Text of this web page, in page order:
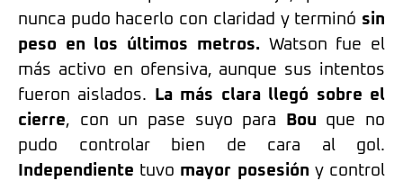
nunca pudo hacerlo con claridad y terminó sin
peso en los últimos metros. Watson fue el
más activo en ofensiva, aunque sus intentos
fueron aislados.
La más clara llegó sobre el
cierre, con un pase suyo para Bou que no
pudo controlar bien de cara al gol.
Independiente tuvo mayor posesión y control